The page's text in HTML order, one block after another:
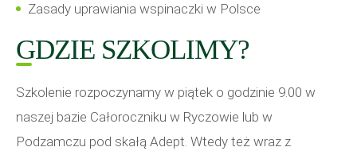
Zasady uprawiania wspinaczki w Polsce
GDZIE SZKOLIMY?
Szkolenie rozpoczynamy w piątek o godzinie 9.00 w
naszej bazie Całoroczniku w Ryczowie lub w
Podzamczu pod skałą Adept. Wtedy też wraz z